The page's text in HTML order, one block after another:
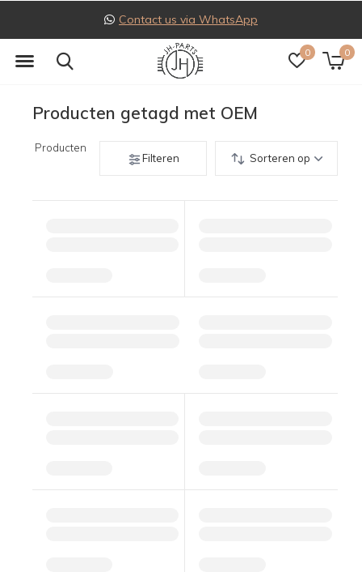
0 0
Contact us via WhatsApp
Producten getagd met OEM
Producten
Filteren
Sorteren op